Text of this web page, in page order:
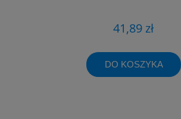
41,89 zł
DO KOSZYKA